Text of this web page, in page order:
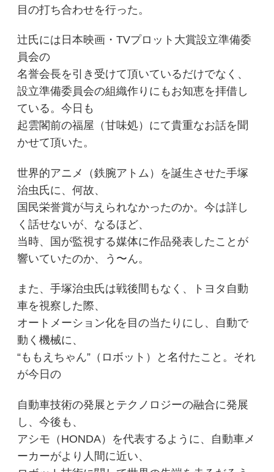
目の打ち合わせを行った。
辻氏には日本映画・TVプロット大賞設立準備委
員会の
名誉会長を引き受けて頂いているだけでなく、
設立準備委員会の組織作りにもお知恵を拝借し
ている。今日も
起雲閣前の福屋（甘味処）にて貴重なお話を聞
かせて頂いた。
世界的アニメ（鉄腕アトム）を誕生させた手塚
治虫氏に、何故、
国民栄誉賞が与えられなかったのか。今は詳し
く話せないが、なるほど、
当時、国が監視する媒体に作品発表したことが
響いていたのか、う〜ん。
また、手塚治虫氏は戦後間もなく、トヨタ自動
車を視察した際、
オートメーション化を目の当たりにし、自動で
動く機械に、
“ももえちゃん”（ロボット）と名付たこと。それ
が今日の
自動車技術の発展とテクノロジーの融合に発展
し、今後も、
アシモ（HONDA）を代表するように、自動車メ
ーカーがより人間に近い、